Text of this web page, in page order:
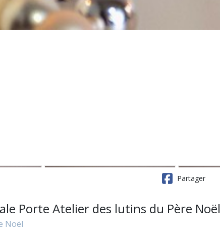
Partager
Porte Atelier des lutins du Père Noël
Noël